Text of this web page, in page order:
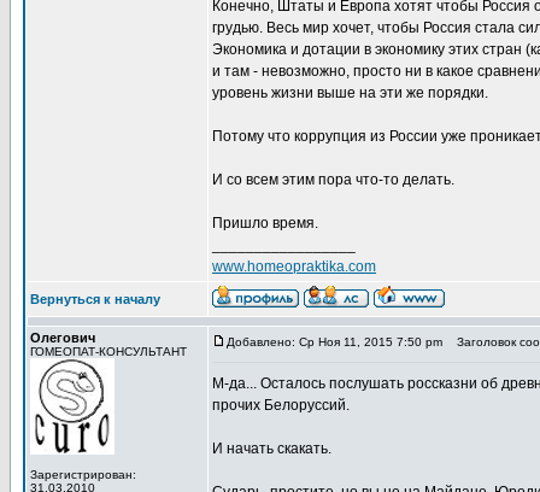
Конечно, Штаты и Европа хотят чтобы
грудью. Весь мир хочет, чтобы Россия стала
Экономика и дотации в экономику этих стран
и там - невозможно, просто ни в какое
уровень жизни выше на эти же порядки.
Потому что коррупция из России уже
И со всем этим пора что-то делать.
Пришло время.
www.homeopraktika.com
Вернуться к началу
Олегович
ГОМЕОПАТ-КОНСУЛЬТАНТ
Зарегистрирован:
31.03.2010
Добавлено: Ср Ноя 11, 2015 7:50 pm Заголовок
М-да... Осталось послушать россказни об
прочих Белоруссий.
И начать скакать.